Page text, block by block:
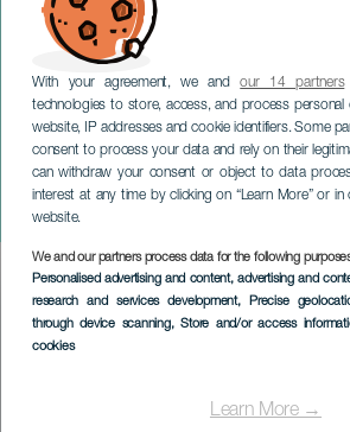
With your agreement, we andour 14 partners
technologies to store, access, and process personal
website, IP addresses and cookie identifiers. Some
consent to process your data and rely on their
can withdraw your consent or object to data
interest at any time by clicking on “Learn More” or
website.
We and our partners process data for the following
Personalised advertising and content, advertising and
research and services development, Precise
through device scanning, Store and/or access
cookies
Learn More →
Solo palique on tour
TENERIFE
Imagen
Listado